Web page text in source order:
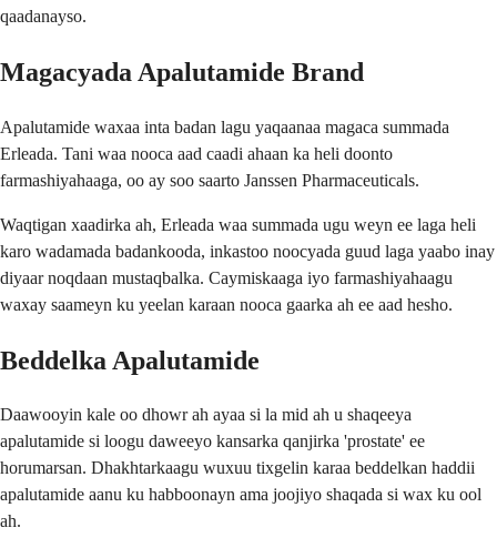
qaadanayso.
Magacyada Apalutamide Brand
Apalutamide waxaa inta badan lagu yaqaanaa magaca summada
Erleada. Tani waa nooca aad caadi ahaan ka heli doonto
farmashiyahaaga, oo ay soo saarto Janssen Pharmaceuticals.
Waqtigan xaadirka ah, Erleada waa summada ugu weyn ee laga heli
karo wadamada badankooda, inkastoo noocyada guud laga yaabo inay
diyaar noqdaan mustaqbalka. Caymiskaaga iyo farmashiyahaagu
waxay saameyn ku yeelan karaan nooca gaarka ah ee aad hesho.
Beddelka Apalutamide
Daawooyin kale oo dhowr ah ayaa si la mid ah u shaqeeya
apalutamide si loogu daweeyo kansarka qanjirka 'prostate' ee
horumarsan. Dhakhtarkaagu wuxuu tixgelin karaa beddelkan haddii
apalutamide aanu ku habboonayn ama joojiyo shaqada si wax ku ool
ah.